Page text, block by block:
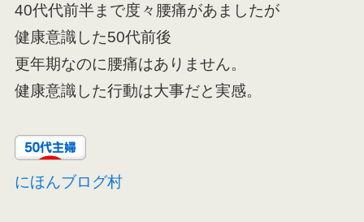
40代代前半まで度々腰痛があましたが
健康意識した50代前後
更年期なのに腰痛はありません。
健康意識した行動は大事だと実感。
にほんブログ村